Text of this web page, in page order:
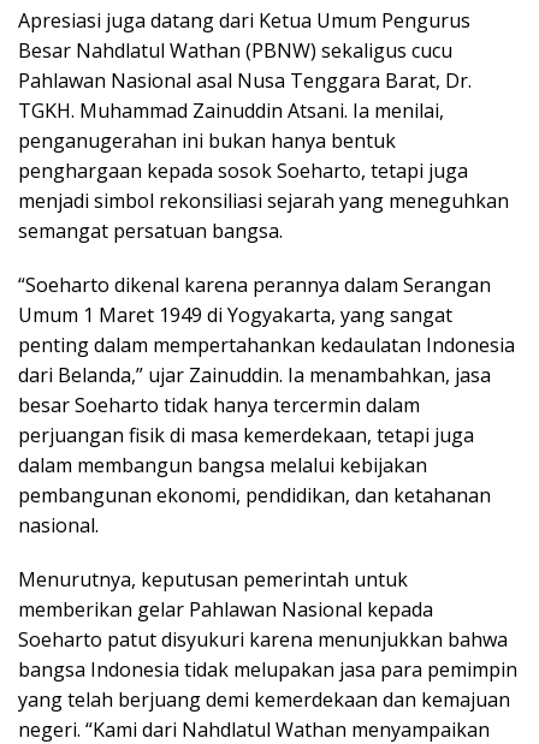
Apresiasi juga datang dari Ketua Umum Pengurus
Besar Nahdlatul Wathan (PBNW) sekaligus cucu
Pahlawan Nasional asal Nusa Tenggara Barat, Dr.
TGKH. Muhammad Zainuddin Atsani. Ia menilai,
penganugerahan ini bukan hanya bentuk
penghargaan kepada sosok Soeharto, tetapi juga
menjadi simbol rekonsiliasi sejarah yang meneguhkan
semangat persatuan bangsa.
“Soeharto dikenal karena perannya dalam Serangan
Umum 1 Maret 1949 di Yogyakarta, yang sangat
penting dalam mempertahankan kedaulatan Indonesia
dari Belanda,” ujar Zainuddin. Ia menambahkan, jasa
besar Soeharto tidak hanya tercermin dalam
perjuangan fisik di masa kemerdekaan, tetapi juga
dalam membangun bangsa melalui kebijakan
pembangunan ekonomi, pendidikan, dan ketahanan
nasional.
Menurutnya, keputusan pemerintah untuk
memberikan gelar Pahlawan Nasional kepada
Soeharto patut disyukuri karena menunjukkan bahwa
bangsa Indonesia tidak melupakan jasa para pemimpin
yang telah berjuang demi kemerdekaan dan kemajuan
negeri. “Kami dari Nahdlatul Wathan menyampaikan